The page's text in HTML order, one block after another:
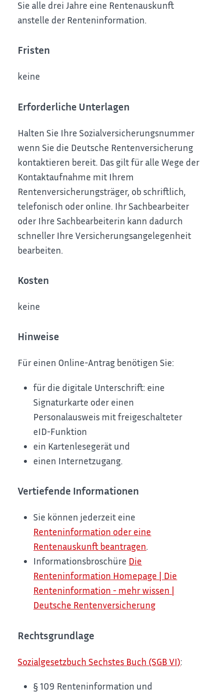
Sie alle drei Jahre eine Rentenauskunft
anstelle der Renteninformation.
Fristen
keine
Erforderliche Unterlagen
Halten Sie Ihre Sozialversicherungsnummer
wenn Sie die Deutsche Rentenversicherung
kontaktieren bereit. Das gilt für alle Wege der
Kontaktaufnahme mit Ihrem
Rentenversicherungsträger, ob schriftlich,
telefonisch oder online. Ihr Sachbearbeiter
oder Ihre Sachbearbeiterin kann dadurch
schneller Ihre Versicherungsangelegenheit
bearbeiten.
Kosten
keine
Hinweise
Für einen Online-Antrag benötigen Sie:
für die digitale Unterschrift: eine
Signaturkarte oder einen
Personalausweis mit freigeschalteter
eID-Funktion
ein Kartenlesegerät und
einen Internetzugang.
Vertiefende Informationen
Sie können jederzeit eine
Renteninformation oder eine
Rentenauskunft beantragen.
Informationsbroschüre Die
Renteninformation Homepage | Die
Renteninformation - mehr wissen |
Deutsche Rentenversicherung
Rechtsgrundlage
Sozialgesetzbuch Sechstes Buch (SGB VI):
§ 109 Renteninformation und